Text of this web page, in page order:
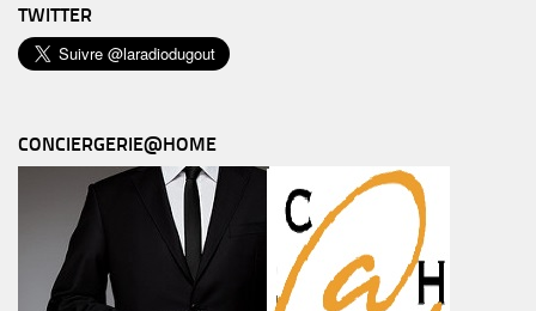
TWITTER
CONCIERGERIE@HOME